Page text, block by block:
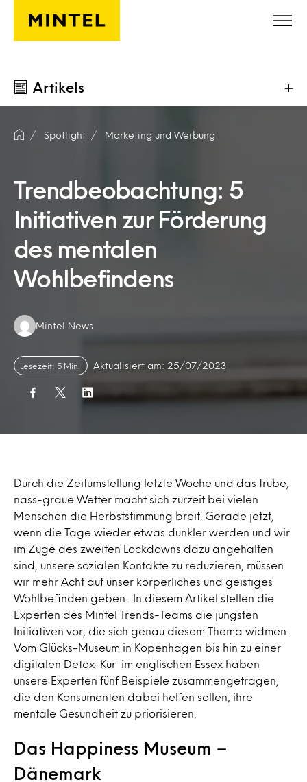
Skip to main content
Artikels +
Spotlight Marketing und Werbung
Trendbeobachtung: 5
Initiativen zur Förderung
des mentalen
Wohlbefindens
Authors:
Mintel News
Lesezeit: 5 Min. Aktualisiert am: 25/07/2023
Durch die Zeitumstellung letzte Woche und das trübe,
nass-graue Wetter macht sich zurzeit bei vielen
Menschen die Herbststimmung breit. Gerade jetzt,
wenn die Tage wieder etwas dunkler werden und wir
im Zuge des zweiten Lockdowns dazu angehalten
sind, unsere sozialen Kontakte zu reduzieren, müssen
wir mehr Acht auf unser körperliches und geistiges
Wohlbefinden geben. In diesem Artikel stellen die
Experten des Mintel Trends-Teams die jüngsten
Initiativen vor, die sich genau diesem Thema widmen.
Vom Glücks-Museum in Kopenhagen bis hin zu einer
digitalen Detox-Kur im englischen Essex haben
unsere Experten fünf Beispiele zusammengetragen,
die den Konsumenten dabei helfen sollen, ihre
mentale Gesundheit zu priorisieren.
Das Happiness Museum –
Dänemark